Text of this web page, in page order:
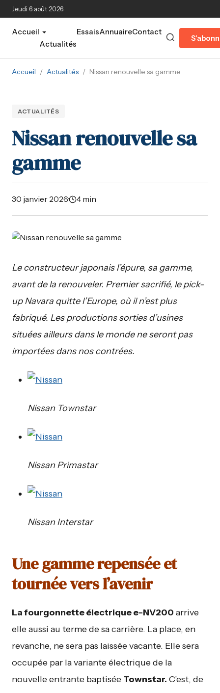
Aller au contenu principal
Jeudi 6 août 2026
Accueil
Actualités
EssaisAnnuaireContact
Accueil / Actualités / Nissan renouvelle sa gamme
ACTUALITÉS
Nissan renouvelle sa
gamme
30 janvier 2026· 4 min
Le constructeur japonais l’épure, sa gamme,
avant de la renouveler. Premier sacrifié, le pick-
up Navara quitte l’Europe, où il n’est plus
fabriqué. Les productions sorties d’usines
situées ailleurs dans le monde ne seront pas
importées dans nos contrées.
Nissan Townstar
Nissan Primastar
Nissan Interstar
Une gamme repensée et
tournée vers l’avenir
La fourgonnette électrique e-NV200 arrive
elle aussi au terme de sa carrière. La place, en
revanche, ne sera pas laissée vacante. Elle sera
occupée par la variante électrique de la
nouvelle entrante baptisée Townstar. C’est, de